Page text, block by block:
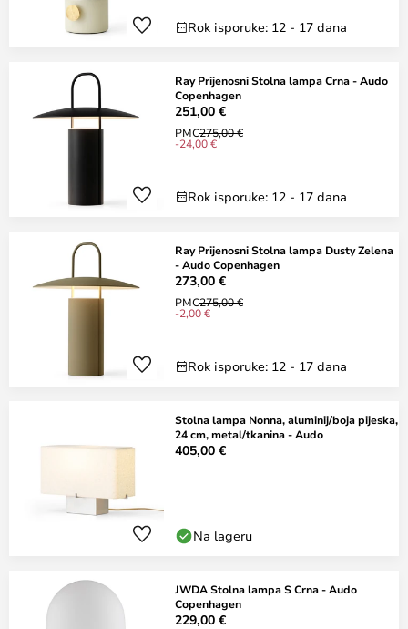
Rok isporuke: 12 - 17 dana
Ray Prijenosni Stolna lampa Crna - Audo
Copenhagen
251,00 €
PMC275,00 €
-24,00 €
Rok isporuke: 12 - 17 dana
Ray Prijenosni Stolna lampa Dusty Zelena
- Audo Copenhagen
273,00 €
PMC275,00 €
-2,00 €
Rok isporuke: 12 - 17 dana
Stolna lampa Nonna, aluminij/boja pijeska,
24 cm, metal/tkanina - Audo
405,00 €
Na lageru
JWDA Stolna lampa S Crna - Audo
Copenhagen
229,00 €